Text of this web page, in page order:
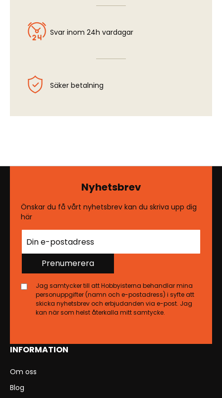
Svar inom 24h vardagar
Säker betalning
INFORMATION
Om oss
Blog
Nyhetsbrev
Önskar du få vårt nyhetsbrev kan du skriva upp dig
här
Prenumerera
Jag samtycker till att Hobbyisterna behandlar mina
personuppgifter (namn och e-postadress) i syfte att
skicka nyhetsbrev och erbjudanden via e-post. Jag
kan när som helst återkalla mitt samtycke.